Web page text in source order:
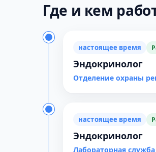
Где и кем
настоящее время
Эндокринолог
Отделение охраны
настоящее время
Эндокринолог
Лабораторная